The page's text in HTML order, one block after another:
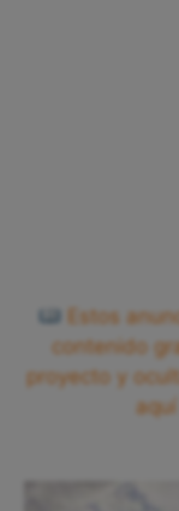
Estos
contenido
proyecto y